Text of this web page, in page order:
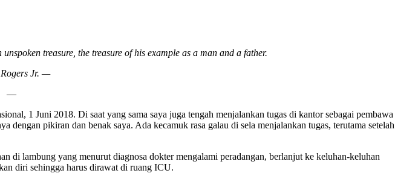
treasure, the treasure of his example as a man and a father.
Jr. —
—
1 Juni 2018. Di saat yang sama saya juga tengah menjalankan tugas di kantor sebagai pembawa
pikiran dan benak saya. Ada kecamuk rasa galau di sela menjalankan tugas, terutama setelah
di lambung yang menurut diagnosa dokter mengalami peradangan, berlanjut ke keluhan-keluhan
diri sehingga harus dirawat di ruang ICU.